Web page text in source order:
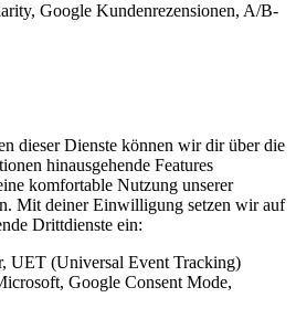
Google Kundenrezensionen, A/B-
dieser Dienste können wir dir über die
hinausgehende Features
komfortable Nutzung unserer
Mit deiner Einwilligung setzen wir auf
Drittdienste ein:
UET (Universal Event Tracking)
Google Consent Mode,